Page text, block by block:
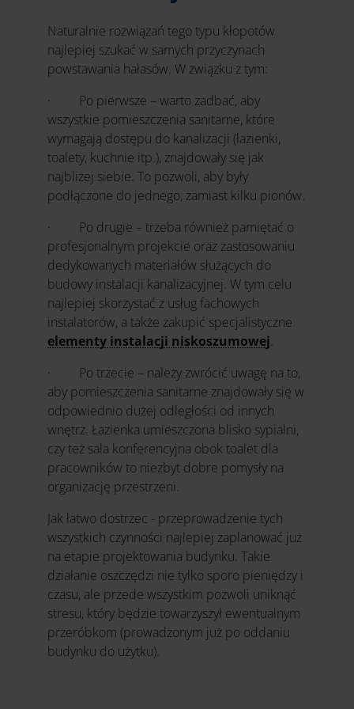
Naturalnie rozwiązań tego typu kłopotów
najlepiej szukać w samych przyczynach
powstawania hałasów. W związku z tym:
· Po pierwsze – warto zadbać, aby
wszystkie pomieszczenia sanitarne, które
wymagają dostępu do kanalizacji (łazienki,
toalety, kuchnie itp.), znajdowały się jak
najbliżej siebie. To pozwoli, aby były
podłączone do jednego, zamiast kilku pionów.
· Po drugie – trzeba również pamiętać o
profesjonalnym projekcie oraz zastosowaniu
dedykowanych materiałów służących do
budowy instalacji kanalizacyjnej. W tym celu
najlepiej skorzystać z usług fachowych
instalatorów, a także zakupić specjalistyczne
elementy instalacji niskoszumowej.
· Po trzecie – należy zwrócić uwagę na to,
aby pomieszczenia sanitarne znajdowały się w
odpowiednio dużej odległości od innych
wnętrz. Łazienka umieszczona blisko sypialni,
czy też sala konferencyjna obok toalet dla
pracowników to niezbyt dobre pomysły na
organizację przestrzeni.
Jak łatwo dostrzec - przeprowadzenie tych
wszystkich czynności najlepiej zaplanować już
na etapie projektowania budynku. Takie
działanie oszczędzi nie tylko sporo pieniędzy i
czasu, ale przede wszystkim pozwoli uniknąć
stresu, który będzie towarzyszył ewentualnym
przeróbkom (prowadzonym już po oddaniu
budynku do użytku).